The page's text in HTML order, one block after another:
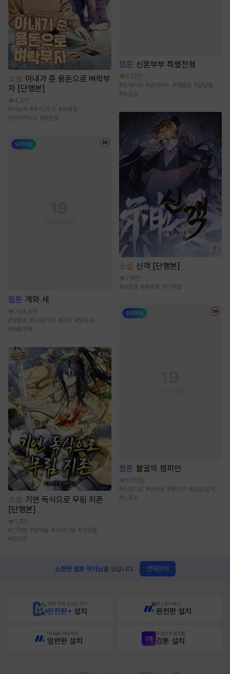
소설 아내가 준 용돈으로 벼락부
자 [단행본]
4.5만
#이능력 #주식/투자 #유쾌함
#현대판타지 # 힐링물
웹툰 개와 새
765.6만
#절륜공 #오해/착각 #강수 #알파공
#배틀연애
소설 기연 독식으로 무림 지존
[단행본]
1.3만
#신무협 #빙의물 #사이다물 #성장물
#먼치킨
웹툰 신혼부부 특별전형
532만
#오메가수 #츤데레수 #재벌공 #달달물
#능글공
소설 신객 [단행본]
7.8만
#성장물 #복수물 #신무협
웹툰 불굴의 챔피언
571.1만
#쓰레기공 #난폭공 #중년수 #감금/강제
#스포츠
소중한 웹툰 작가님을 모십니다. 연재문의
10배 적립, 2시간 먼저
완전판+ 설치
원스토어에서
완전판 설치
Google Play에서
일반판 설치
무협만화 플랫폼
강툰 설치